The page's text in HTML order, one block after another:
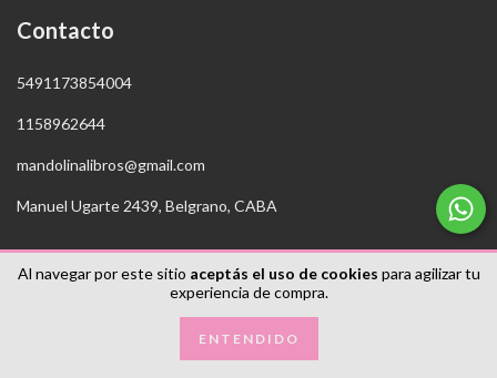
Al navegar por este sitio aceptás el uso de cookies para agilizar tu
experiencia de compra.
ENTENDIDO
Contacto
5491173854004
1158962644
mandolinalibros@gmail.com
Manuel Ugarte 2439, Belgrano, CABA
Copyright Mandolina Libros - 2026. Todos los derechos reservados.